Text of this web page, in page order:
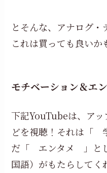
とそんな、アナログ・
これは買っても良いか
モチベーション＆エ
下記YouTubeは、ア
どを視聴！それは「
だ「 エンタメ 」と
国語）がもたらしてく